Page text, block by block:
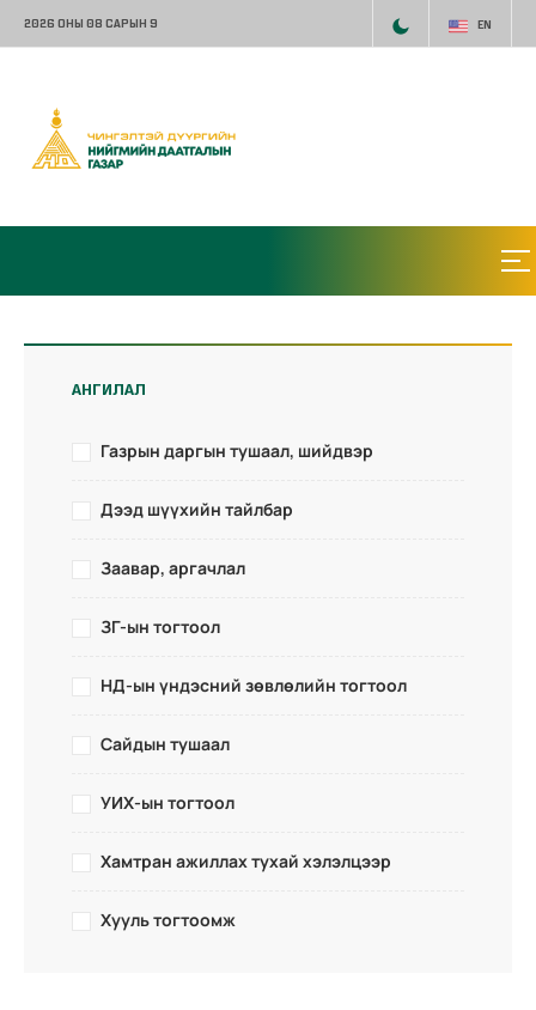
2026 ОНЫ 08 САРЫН 9 EN
АНГИЛАЛ
Газрын даргын тушаал, шийдвэр
Дээд шүүхийн тайлбар
Заавар, аргачлал
ЗГ-ын тогтоол
НД-ын үндэсний зөвлөлийн тогтоол
Сайдын тушаал
УИХ-ын тогтоол
Хамтран ажиллах тухай хэлэлцээр
Хууль тогтоомж